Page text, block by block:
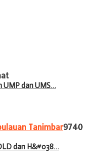
UMP dan UMS…
Tanimbar9740
dan H&#038…